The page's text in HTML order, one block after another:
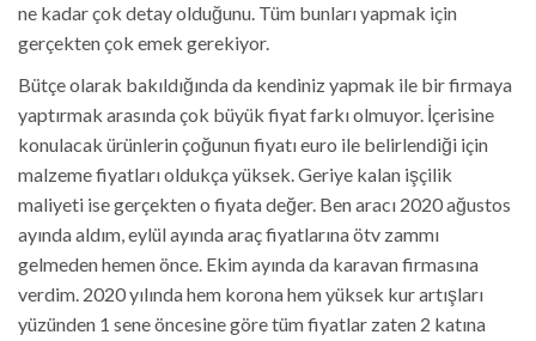
ne kadar çok detay olduğunu. Tüm bunları yapmak için
gerçekten çok emek gerekiyor.
Bütçe olarak bakıldığında da kendiniz yapmak ile bir firmaya
yaptırmak arasında çok büyük fiyat farkı olmuyor. İçerisine
konulacak ürünlerin çoğunun fiyatı euro ile belirlendiği için
malzeme fiyatları oldukça yüksek. Geriye kalan işçilik
maliyeti ise gerçekten o fiyata değer. Ben aracı 2020 ağustos
ayında aldım, eylül ayında araç fiyatlarına ötv zammı
gelmeden hemen önce. Ekim ayında da karavan firmasına
verdim. 2020 yılında hem korona hem yüksek kur artışları
yüzünden 1 sene öncesine göre tüm fiyatlar zaten 2 katına